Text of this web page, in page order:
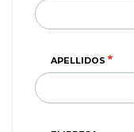
APELLIDOS